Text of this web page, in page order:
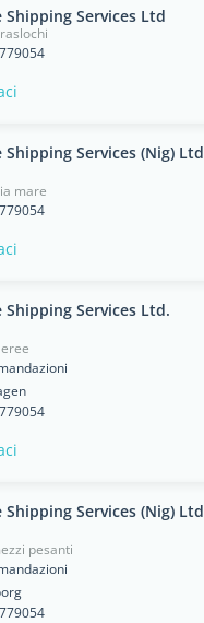
Shipping Services Ltd
Shipping Services (Nig) Ltd
mare
Shipping Services Ltd.
Shipping Services (Nig) Ltd
pesanti